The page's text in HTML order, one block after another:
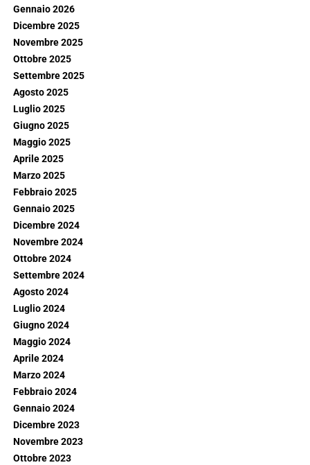
Gennaio 2026
Dicembre 2025
Novembre 2025
Ottobre 2025
Settembre 2025
Agosto 2025
Luglio 2025
Giugno 2025
Maggio 2025
Aprile 2025
Marzo 2025
Febbraio 2025
Gennaio 2025
Dicembre 2024
Novembre 2024
Ottobre 2024
Settembre 2024
Agosto 2024
Luglio 2024
Giugno 2024
Maggio 2024
Aprile 2024
Marzo 2024
Febbraio 2024
Gennaio 2024
Dicembre 2023
Novembre 2023
Ottobre 2023